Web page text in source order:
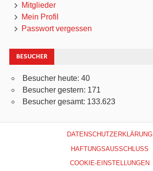
Mitglieder
Mein Profil
Passwort vergessen
BESUCHER
Besucher heute: 40
Besucher gestern: 171
Besucher gesamt: 133.623
DATENSCHUTZERKLÄRUNG
HAFTUNGSAUSSCHLUSS
COOKIE-EINSTELLUNGEN